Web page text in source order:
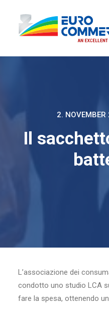
2. NOVEMBER
Il
L’associazione dei
condotto uno studio LCA
fare la spesa, ottenendo